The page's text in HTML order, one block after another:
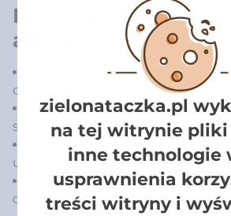
Dlaczego warto
adiuwanty?
Zwiększają skuteczność
ochrony roślin.
Zmniejszają straty substancji
spływanie, odparowanie).
Poprawiają równomierne
użytkową.
Zmniejszają zużycie wody i
chemicznych.
zielonataczka.pl
na tej witrynie pliki
inne technologie
usprawnienia
treści witryny i